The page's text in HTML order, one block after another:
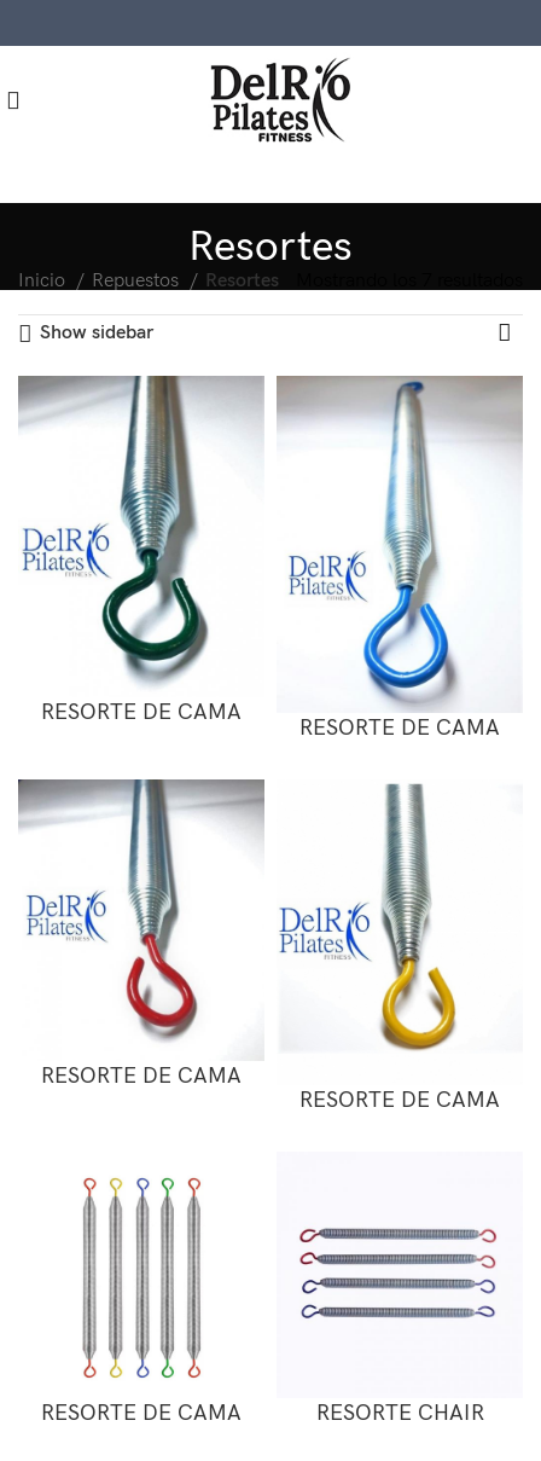
Resortes
Inicio Repuestos Resortes
Show sidebar
RESORTE DE CAMA
RESORTE DE CAMA
RESORTE DE CAMA
RESORTE DE CAMA
RESORTE DE CAMA RESORTE CHAIR